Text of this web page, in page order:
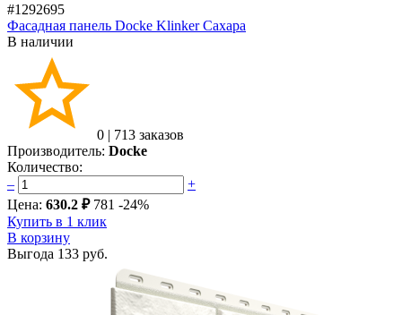
#1292695
Фасадная панель Docke Klinker Сахара
В наличии
0 | 713 заказов
Производитель: Docke
Количество:
–
+
Цена: 630.2 ₽ 781 -24%
Купить в 1 клик
В корзину
Выгода 133 руб.